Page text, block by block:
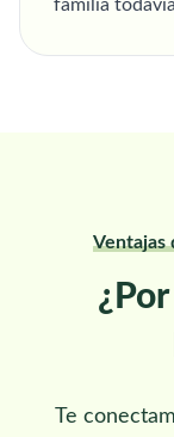
familia
Ventajas
Te